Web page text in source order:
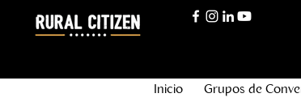
Inicio Grupos de